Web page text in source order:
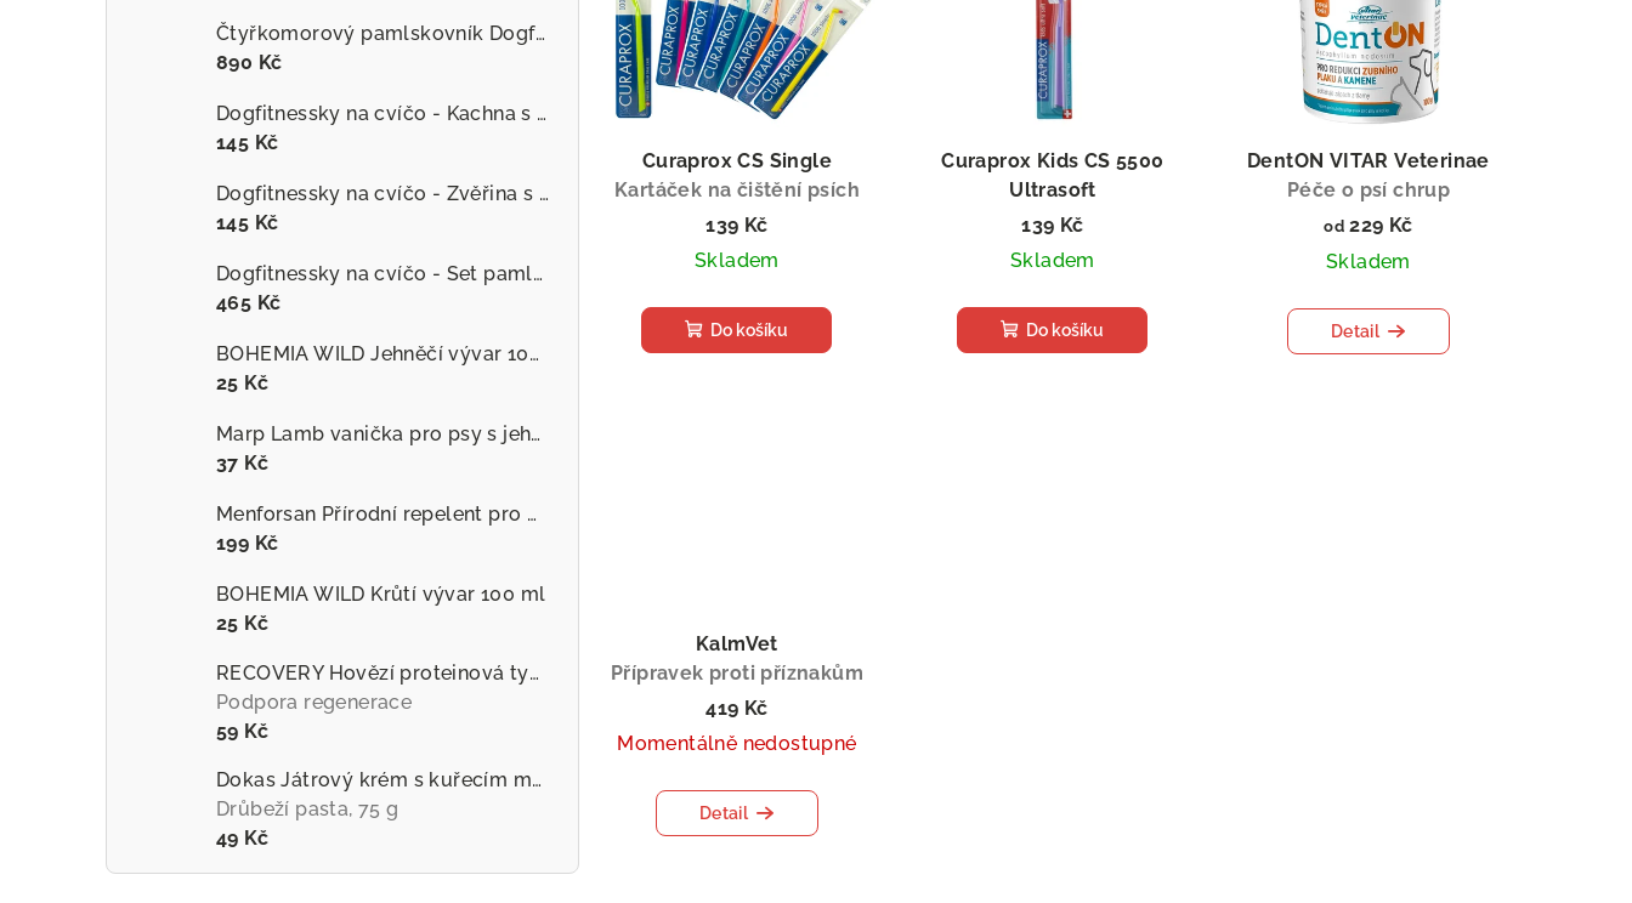
Čtyřkomorový pamlskovník Dogfitness.cz
890 Kč
Dogfitnessky na cvíčo - Kachna s červenou řepou
145 Kč
Dogfitnessky na cvíčo - Zvěřina s jablky
145 Kč
Dogfitnessky na cvíčo - Set pamlsků
465 Kč
BOHEMIA WILD Jehněčí vývar 100 ml
25 Kč
Marp Lamb vanička pro psy s jehněčím
37 Kč
Menforsan Přírodní repelent pro psy proti hmyzu s extraktem z citronely
199 Kč
BOHEMIA WILD Krůtí vývar 100 ml
25 Kč
RECOVERY Hovězí proteinová tyčinka pro psy
Podpora regenerace
59 Kč
Dokas Játrový krém s kuřecím masem
Drůbeží pasta, 75 g
49 Kč
Curaprox CS Single
Kartáček na čištění psích
zubů
139 Kč
Skladem
Do košíku
Curaprox Kids CS 5500
Ultrasoft
Kartáček na čištění psích
zubů
139 Kč
Skladem
Do košíku
DentON VITAR Veterinae
Péče o psí chrup
od229 Kč
Skladem
Detail
KalmVet
Přípravek proti příznakům
stresu
419 Kč
Momentálně nedostupné
Detail